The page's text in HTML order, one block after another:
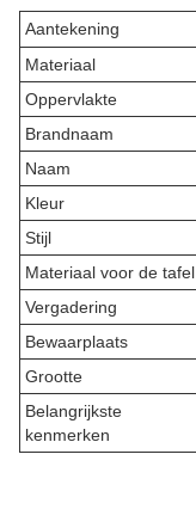
Aantekening
Materiaal
Oppervlakte
Brandnaam
Naam
Kleur
Stijl
Materiaal voor de tafel
Vergadering
Bewaarplaats
Grootte
Belangrijkste
kenmerken